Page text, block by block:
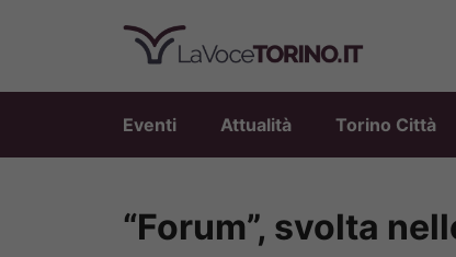
contenuto
Eventi Attualità Torino Città
“Forum”, svolta